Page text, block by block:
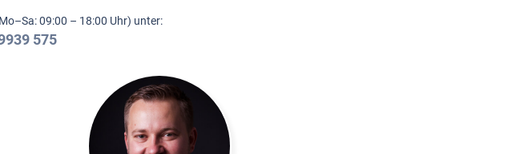
09:00 – 18:00 Uhr) unter:
575